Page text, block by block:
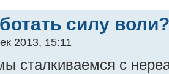
силу воли?
2013, 15:11
сталкиваемся с